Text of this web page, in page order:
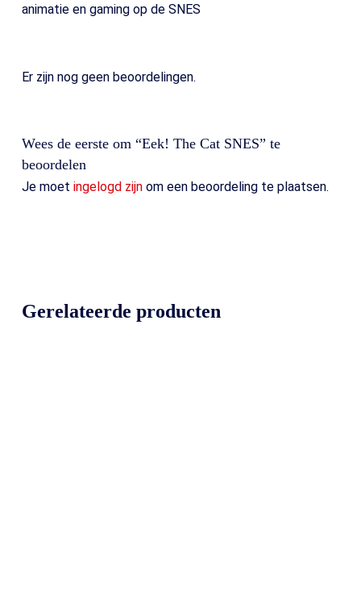
animatie en gaming op de SNES
Er zijn nog geen beoordelingen.
Wees de eerste om “Eek! The Cat SNES” te
beoordelen
Je moet ingelogd zijnom een beoordeling te plaatsen.
Gerelateerde producten